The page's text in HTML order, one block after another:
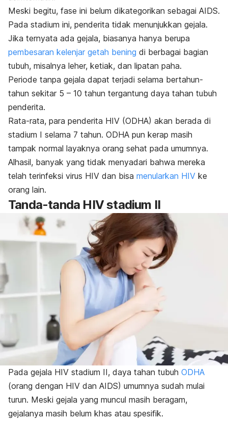
Meski begitu, fase ini belum dikategorikan sebagai AIDS.
Pada stadium ini, penderita tidak menunjukkan gejala.
Jika ternyata ada gejala, biasanya hanya berupa
pembesaran kelenjar getah bening di berbagai bagian
tubuh, misalnya leher, ketiak, dan lipatan paha.
Periode tanpa gejala dapat terjadi selama bertahun-
tahun sekitar 5 – 10 tahun tergantung daya tahan tubuh
penderita.
Rata-rata, para penderita HIV (ODHA) akan berada di
stadium I selama 7 tahun. ODHA pun kerap masih
tampak normal layaknya orang sehat pada umumnya.
Alhasil, banyak yang tidak menyadari bahwa mereka
telah terinfeksi virus HIV dan bisa menularkan HIV ke
orang lain.
Tanda-tanda HIV stadium II
Pada gejala HIV stadium II, daya tahan tubuh ODHA
(orang dengan HIV dan AIDS) umumnya sudah mulai
turun. Meski gejala yang muncul masih beragam,
gejalanya masih belum khas atau spesifik.